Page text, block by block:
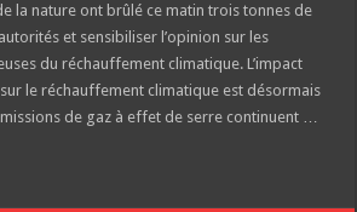
la nature ont brûlé ce matin trois tonnes de
et sensibiliser l’opinion sur les
du réchauffement climatique. L’impact
le réchauffement climatique est désormais
de gaz à effet de serre continuent …